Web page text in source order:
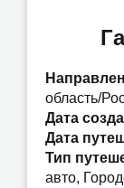
область/
Дата
Дата
Тип
авто,